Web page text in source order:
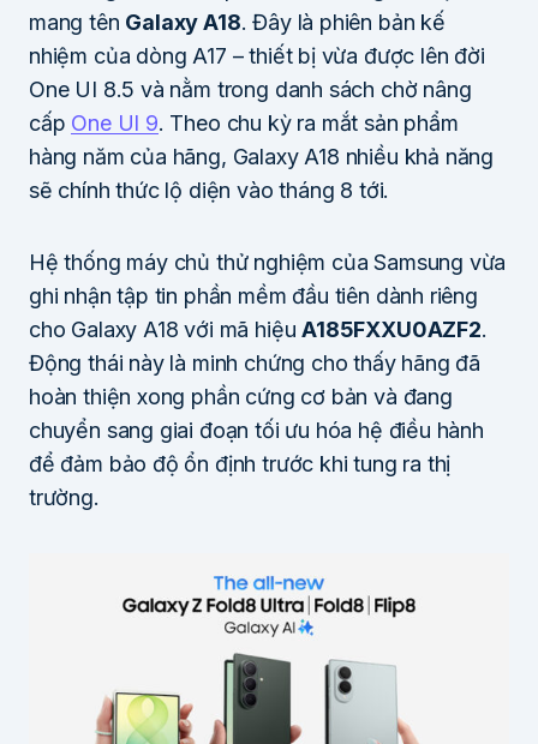
mang tên Galaxy A18. Đây là phiên bản kế
nhiệm của dòng A17 – thiết bị vừa được lên đời
One UI 8.5 và nằm trong danh sách chờ nâng
cấp One UI 9. Theo chu kỳ ra mắt sản phẩm
hàng năm của hãng, Galaxy A18 nhiều khả năng
sẽ chính thức lộ diện vào tháng 8 tới.
Hệ thống máy chủ thử nghiệm của Samsung vừa
ghi nhận tập tin phần mềm đầu tiên dành riêng
cho Galaxy A18 với mã hiệuA185FXXU0AZF2.
Động thái này là minh chứng cho thấy hãng đã
hoàn thiện xong phần cứng cơ bản và đang
chuyển sang giai đoạn tối ưu hóa hệ điều hành
để đảm bảo độ ổn định trước khi tung ra thị
trường.